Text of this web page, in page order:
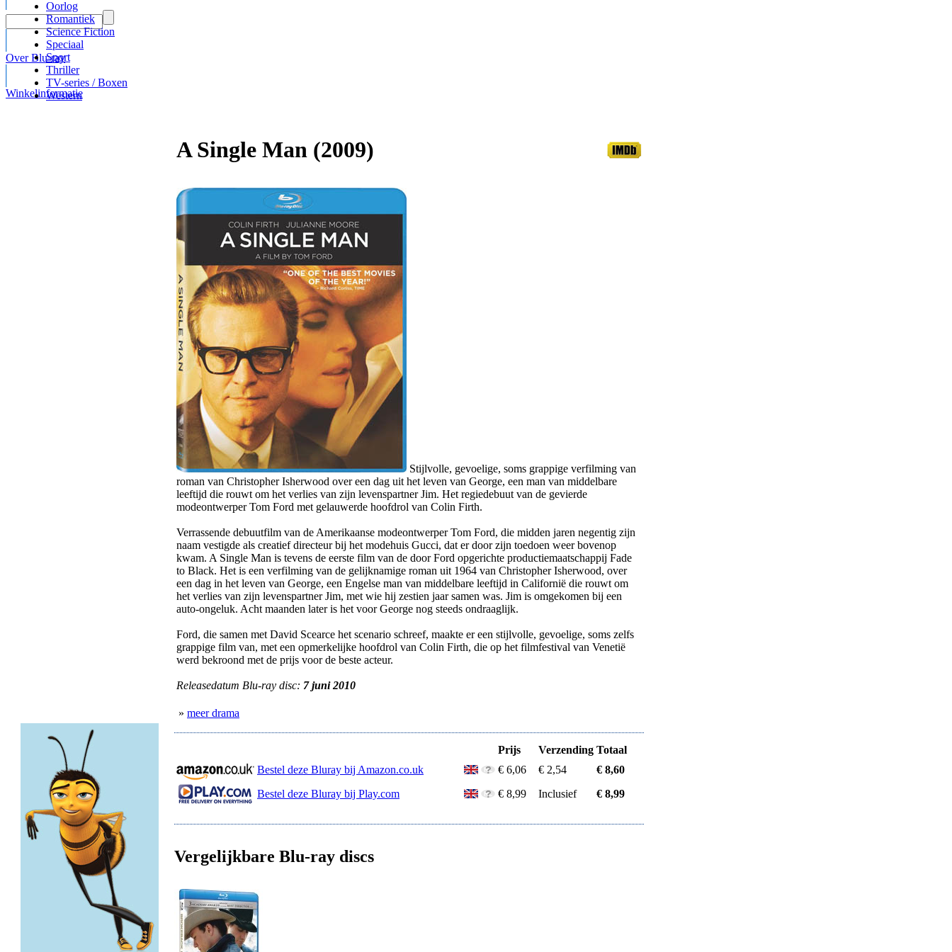
Over Blu-ray
Winkelinformatie
Oorlog
Romantiek
Science Fiction
Speciaal
Sport
Thriller
TV-series / Boxen
Western
A Single Man (2009)
Stijlvolle, gevoelige, soms grappige verfilming van
roman van Christopher Isherwood over een dag uit het leven van George, een man van middelbare
leeftijd die rouwt om het verlies van zijn levenspartner Jim. Het regiedebuut van de gevierde
modeontwerper Tom Ford met gelauwerde hoofdrol van Colin Firth.
Verrassende debuutfilm van de Amerikaanse modeontwerper Tom Ford, die midden jaren negentig zijn
naam vestigde als creatief directeur bij het modehuis Gucci, dat er door zijn toedoen weer bovenop
kwam. A Single Man is tevens de eerste film van de door Ford opgerichte productiemaatschappij Fade
to Black. Het is een verfilming van de gelijknamige roman uit 1964 van Christopher Isherwood, over
een dag in het leven van George, een Engelse man van middelbare leeftijd in Californië die rouwt om
het verlies van zijn levenspartner Jim, met wie hij zestien jaar samen was. Jim is omgekomen bij een
auto-ongeluk. Acht maanden later is het voor George nog steeds ondraaglijk.
Ford, die samen met David Scearce het scenario schreef, maakte er een stijlvolle, gevoelige, soms zelfs
grappige film van, met een opmerkelijke hoofdrol van Colin Firth, die op het filmfestival van Venetië
werd bekroond met de prijs voor de beste acteur.
Releasedatum Blu-ray disc: 7 juni 2010
» meer drama
Prijs Verzending Totaal
Bestel deze Bluray bij Amazon.co.uk
€ 6,06 € 2,54
€ 8,60
Bestel deze Bluray bij Play.com
€ 8,99 Inclusief € 8,99
Vergelijkbare Blu-ray discs